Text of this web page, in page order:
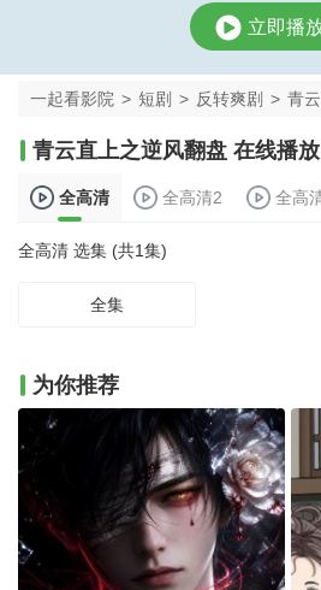
立即播
一起看影院 > 短剧 > 反转爽剧 > 青
青云直上之逆风翻盘 在线播放
全高清 全高清2 全高
全高清 选集 (共1集)
全集
为你推荐